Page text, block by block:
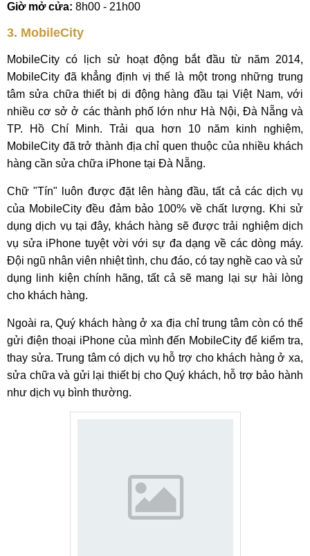
Giờ mở cửa: 8h00 - 21h00
3. MobileCity
MobileCity có lịch sử hoạt động bắt đầu từ năm 2014,
MobileCity đã khẳng định vị thế là một trong những trung
tâm sửa chữa thiết bị di động hàng đầu tại Việt Nam, với
nhiều cơ sở ở các thành phố lớn như Hà Nội, Đà Nẵng và
TP. Hồ Chí Minh. Trải qua hơn 10 năm kinh nghiệm,
MobileCity đã trở thành địa chỉ quen thuộc của nhiều khách
hàng cần sửa chữa iPhone tại Đà Nẵng.
Chữ "Tín" luôn được đặt lên hàng đầu, tất cả các dịch vụ
của MobileCity đều đảm bảo 100% về chất lượng. Khi sử
dụng dịch vụ tại đây, khách hàng sẽ được trải nghiệm dịch
vụ sửa iPhone tuyệt vời với sự đa dạng về các dòng máy.
Đội ngũ nhân viên nhiệt tình, chu đáo, có tay nghề cao và sử
dụng linh kiện chính hãng, tất cả sẽ mang lại sự hài lòng
cho khách hàng.
Ngoài ra, Quý khách hàng ở xa địa chỉ trung tâm còn có thể
gửi điện thoại iPhone của mình đến MobileCity để kiểm tra,
thay sửa. Trung tâm có dịch vụ hỗ trợ cho khách hàng ở xa,
sửa chữa và gửi lại thiết bị cho Quý khách, hỗ trợ bảo hành
như dịch vụ bình thường.